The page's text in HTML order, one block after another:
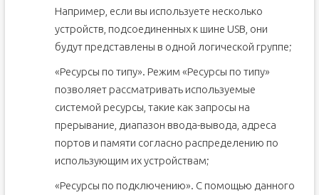
Например, если вы используете несколько
устройств, подсоединенных к шине USB, они
будут представлены в одной логической группе;
«Ресурсы по типу». Режим «Ресурсы по типу»
позволяет рассматривать используемые
системой ресурсы, такие как запросы на
прерывание, диапазон ввода-вывода, адреса
портов и памяти согласно распределению по
использующим их устройствам;
«Ресурсы по подключению». С помощью данного